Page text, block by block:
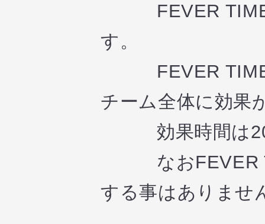
FEVER TIME
す。
FEVER TIME
チーム全体に効果
効果時間は20
なおFEVER
する事はありませ